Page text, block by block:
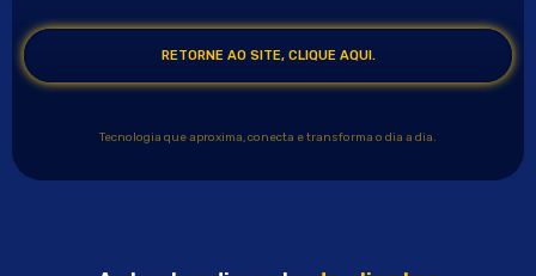
RETORNE AO SITE, CLIQUE AQUI.
Tecnologia que aproxima, conecta e transforma o dia a dia.